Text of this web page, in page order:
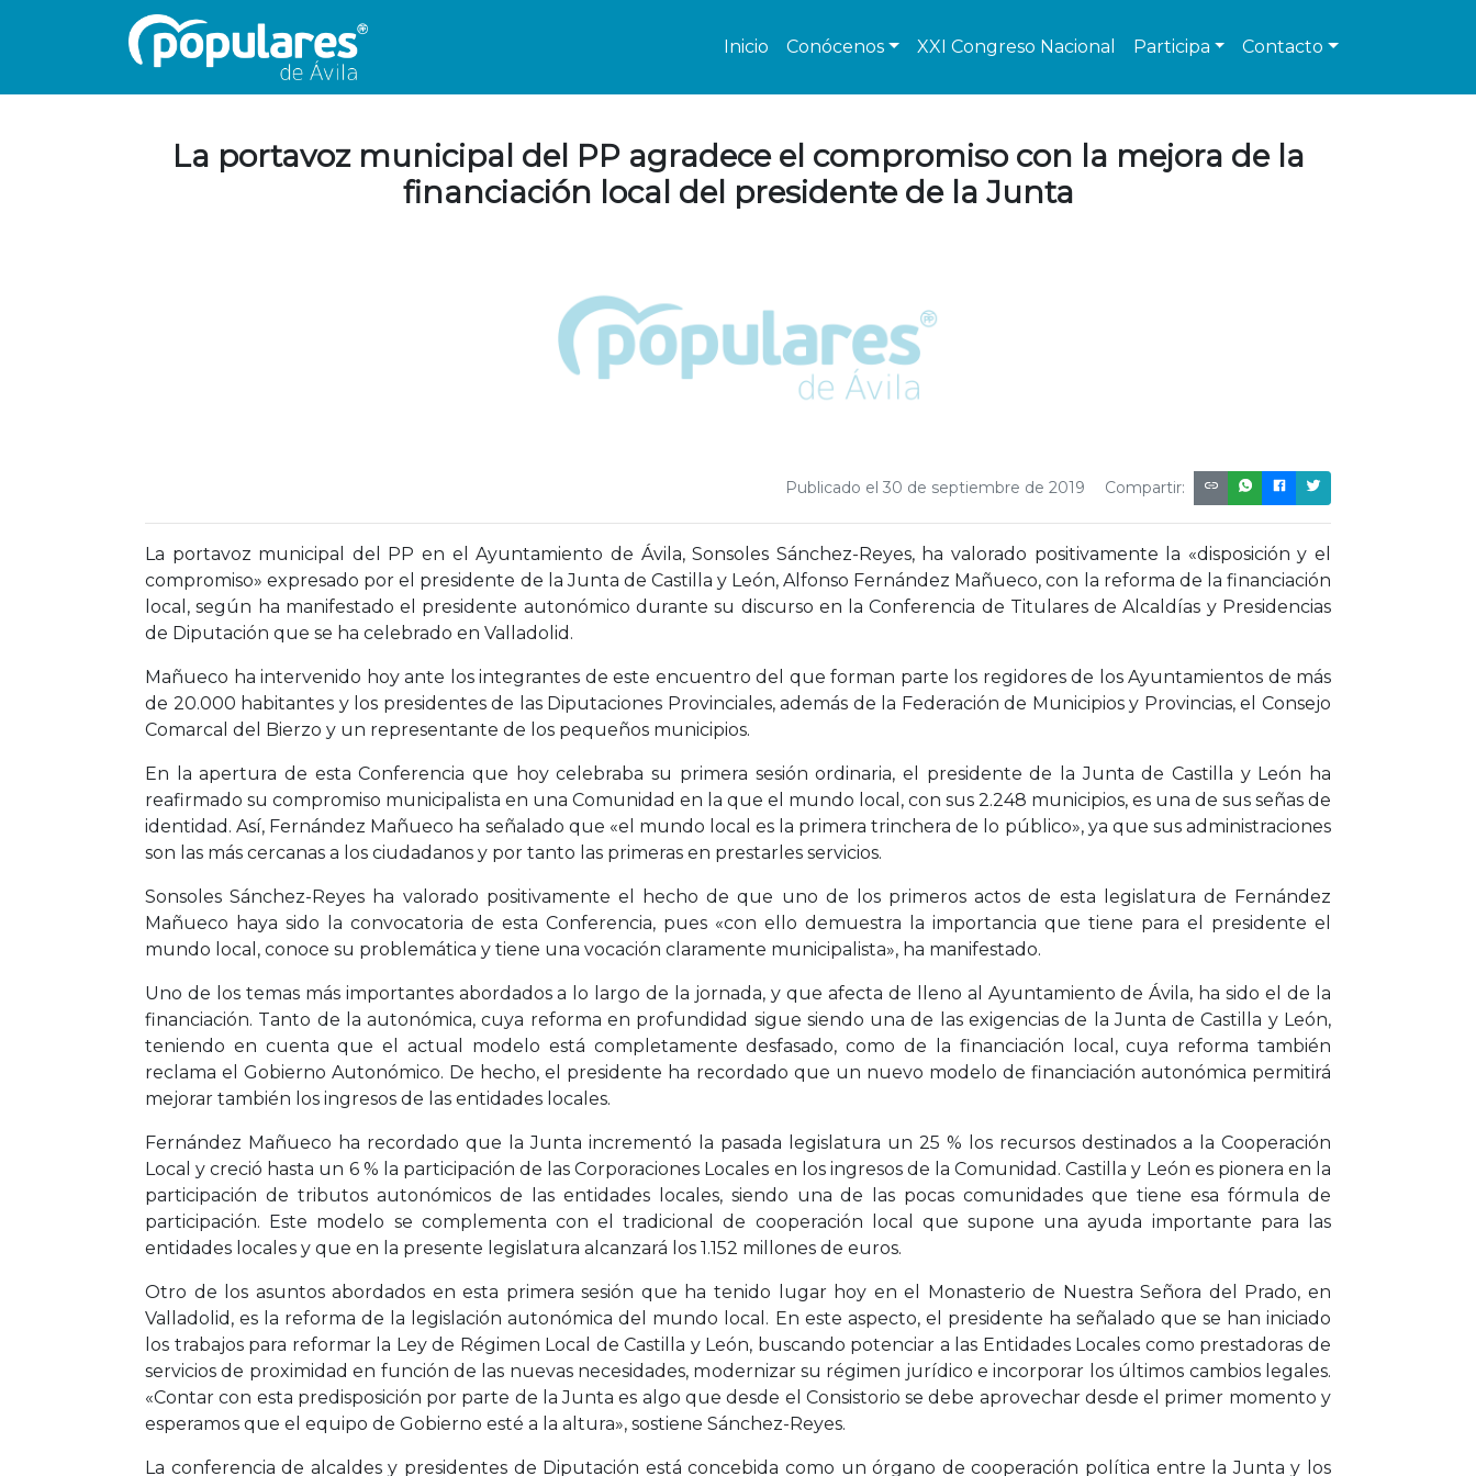
Inicio Conócenos XXI Congreso Nacional Participa Contacto
La portavoz municipal del PP agradece el compromiso con la mejora de la
financiación local del presidente de la Junta
Compartir:
Publicado el 30 de septiembre de 2019
La portavoz municipal del PP en el Ayuntamiento de Ávila, Sonsoles Sánchez-Reyes, ha valorado positivamente la «disposición y el
compromiso» expresado por el presidente de la Junta de Castilla y León, Alfonso Fernández Mañueco, con la reforma de la financiación
local, según ha manifestado el presidente autonómico durante su discurso en la Conferencia de Titulares de Alcaldías y Presidencias
de Diputación que se ha celebrado en Valladolid.
Mañueco ha intervenido hoy ante los integrantes de este encuentro del que forman parte los regidores de los Ayuntamientos de más
de 20.000 habitantes y los presidentes de las Diputaciones Provinciales, además de la Federación de Municipios y Provincias, el Consejo
Comarcal del Bierzo y un representante de los pequeños municipios.
En la apertura de esta Conferencia que hoy celebraba su primera sesión ordinaria, el presidente de la Junta de Castilla y León ha
reafirmado su compromiso municipalista en una Comunidad en la que el mundo local, con sus 2.248 municipios, es una de sus señas de
identidad. Así, Fernández Mañueco ha señalado que «el mundo local es la primera trinchera de lo público», ya que sus administraciones
son las más cercanas a los ciudadanos y por tanto las primeras en prestarles servicios.
Sonsoles Sánchez-Reyes ha valorado positivamente el hecho de que uno de los primeros actos de esta legislatura de Fernández
Mañueco haya sido la convocatoria de esta Conferencia, pues «con ello demuestra la importancia que tiene para el presidente el
mundo local, conoce su problemática y tiene una vocación claramente municipalista», ha manifestado.
Uno de los temas más importantes abordados a lo largo de la jornada, y que afecta de lleno al Ayuntamiento de Ávila, ha sido el de la
financiación. Tanto de la autonómica, cuya reforma en profundidad sigue siendo una de las exigencias de la Junta de Castilla y León,
teniendo en cuenta que el actual modelo está completamente desfasado, como de la financiación local, cuya reforma también
reclama el Gobierno Autonómico. De hecho, el presidente ha recordado que un nuevo modelo de financiación autonómica permitirá
mejorar también los ingresos de las entidades locales.
Fernández Mañueco ha recordado que la Junta incrementó la pasada legislatura un 25 % los recursos destinados a la Cooperación
Local y creció hasta un 6 % la participación de las Corporaciones Locales en los ingresos de la Comunidad. Castilla y León es pionera en la
participación de tributos autonómicos de las entidades locales, siendo una de las pocas comunidades que tiene esa fórmula de
participación. Este modelo se complementa con el tradicional de cooperación local que supone una ayuda importante para las
entidades locales y que en la presente legislatura alcanzará los 1.152 millones de euros.
Otro de los asuntos abordados en esta primera sesión que ha tenido lugar hoy en el Monasterio de Nuestra Señora del Prado, en
Valladolid, es la reforma de la legislación autonómica del mundo local. En este aspecto, el presidente ha señalado que se han iniciado
los trabajos para reformar la Ley de Régimen Local de Castilla y León, buscando potenciar a las Entidades Locales como prestadoras de
servicios de proximidad en función de las nuevas necesidades, modernizar su régimen jurídico e incorporar los últimos cambios legales.
«Contar con esta predisposición por parte de la Junta es algo que desde el Consistorio se debe aprovechar desde el primer momento y
esperamos que el equipo de Gobierno esté a la altura», sostiene Sánchez-Reyes.
La conferencia de alcaldes y presidentes de Diputación está concebida como un órgano de cooperación política entre la Junta y los